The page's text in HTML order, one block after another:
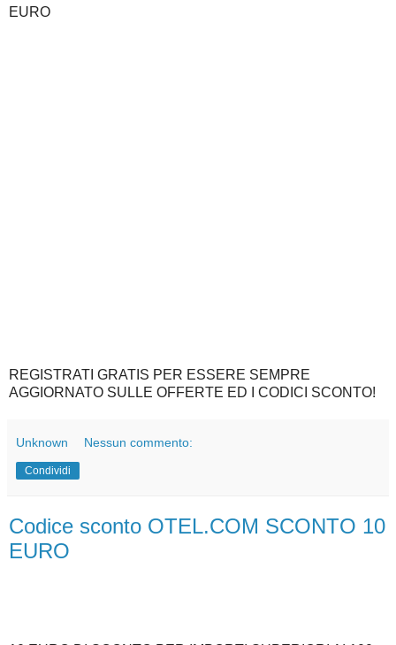
EURO
REGISTRATI GRATIS PER ESSERE SEMPRE
AGGIORNATO SULLE OFFERTE ED I CODICI SCONTO!
Unknown Nessun commento:
Condividi
Codice sconto OTEL.COM SCONTO 10
EURO